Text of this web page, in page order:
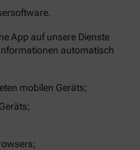
App auf unsere Dienste
automatisch
mobilen Geräts;